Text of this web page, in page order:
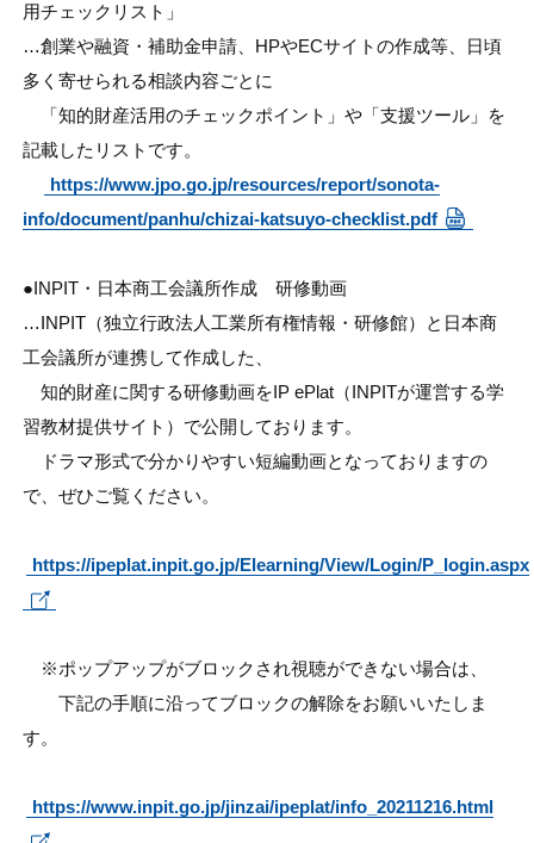
用チェックリスト」
…創業や融資・補助金申請、HPやECサイトの作成等、
日頃
多く寄せられる相談内容ごとに
「知的財産活用のチェックポイント」や 「支援ツール」を
記載したリストです。
https://www.jpo.go.jp/resources/report/sonota-
info/document/panhu/chizai-katsuyo-checklist.pdf
●INPIT・日本商工会議所作成 研修動画
…INPIT（独立行政法人工業所有権情報・研修館）と日本商
工会議所が連携して作成した、
知的財産に関する研修動画をIP ePlat（INPITが運営する学
習教材提供サイト）で公開しております。
ドラマ形式で分かりやすい短編動画となっておりますの
で、ぜひご覧ください。
https://ipeplat.inpit.go.jp/Elearning/View/Login/P_login.aspx
※ポップアップがブロックされ視聴ができない場合は、
下記の手順に沿ってブロックの解除をお願いいたしま
す。
https://www.inpit.go.jp/jinzai/ipeplat/info_20211216.html